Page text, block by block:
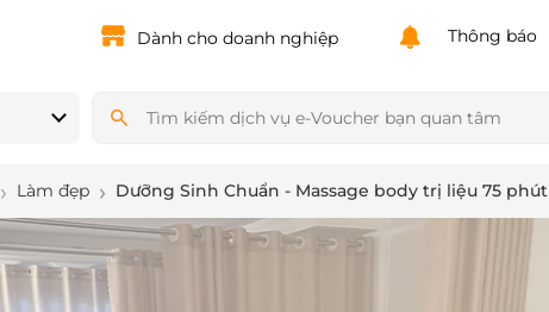
Dành cho doanh nghiệp Thông báo
Làm đẹp Dưỡng Sinh Chuẩn - Massage body trị liệu 75 phút